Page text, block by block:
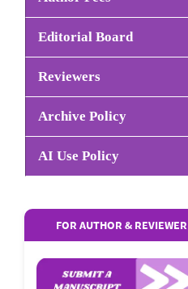
Editorial Board
Reviewers
Archive Policy
AI Use Policy
SUBMISSIONS
FOR AUTHOR & REVIEWER